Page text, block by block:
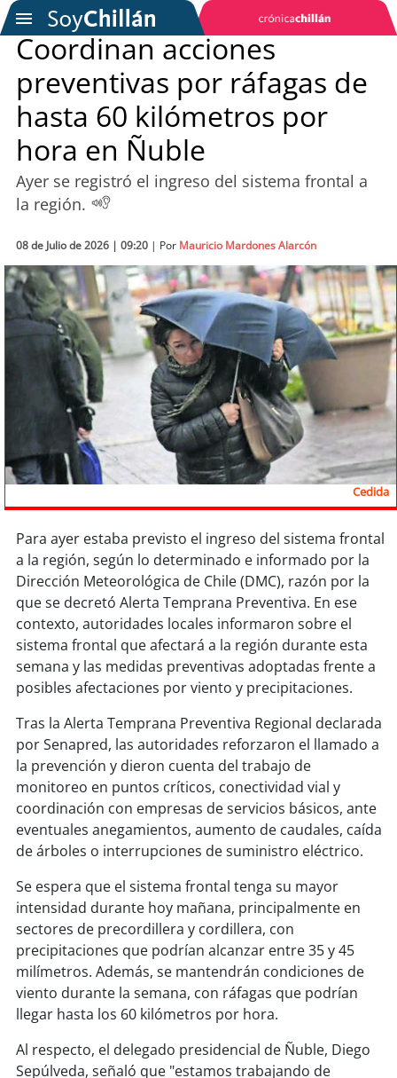
SOYTV
Podcast
Actualidad
Economía
Deportes
Tecnología
Sostenibilidad
soychile
soyiquique
soycalama
soyantofagasta
soycopiapó
soy valparaíso
soyquillota
soy sanantonio
soy chillán
soysancarlos
soytalcahuano
soyconcepción
soycoronel
soyarauco
Coordinan acciones
preventivas por ráfagas de
hasta 60 kilómetros por
hora en Ñuble
Ayer se registró el ingreso del sistema frontal a
la región.
08 de Julio de 2026 | 09:20 | Por Mauricio Mardones Alarcón
Cedida
Para ayer estaba previsto el ingreso del sistema frontal
a la región, según lo determinado e informado por la
Dirección Meteorológica de Chile (DMC), razón por la
que se decretó Alerta Temprana Preventiva. En ese
contexto, autoridades locales informaron sobre el
sistema frontal que afectará a la región durante esta
semana y las medidas preventivas adoptadas frente a
posibles afectaciones por viento y precipitaciones.
Tras la Alerta Temprana Preventiva Regional declarada
por Senapred, las autoridades reforzaron el llamado a
la prevención y dieron cuenta del trabajo de
monitoreo en puntos críticos, conectividad vial y
coordinación con empresas de servicios básicos, ante
eventuales anegamientos, aumento de caudales, caída
de árboles o interrupciones de suministro eléctrico.
Se espera que el sistema frontal tenga su mayor
intensidad durante hoy mañana, principalmente en
sectores de precordillera y cordillera, con
precipitaciones que podrían alcanzar entre 35 y 45
milímetros. Además, se mantendrán condiciones de
viento durante la semana, con ráfagas que podrían
llegar hasta los 60 kilómetros por hora.
Al respecto, el delegado presidencial de Ñuble, Diego
Sepúlveda, señaló que "estamos trabajando de